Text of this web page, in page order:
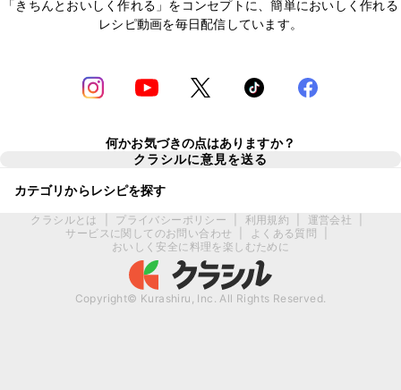
「きちんとおいしく作れる」をコンセプトに、簡単においしく作れる
レシピ動画を毎日配信しています。
何かお気づきの点はありますか？
クラシルに意見を送る
カテゴリからレシピを探す
クラシルとは プライバシーポリシー 利用規約 運営会社
サービスに関してのお問い合わせ
よくある質問
おいしく安全に料理を楽しむために
Copyright© Kurashiru, Inc. All Rights Reserved.